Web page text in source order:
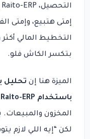
إمتى هتبيع، وإمتى
التخطيط المالي
بتكسر الكاش فلو.
الميزة هنا إن تحليل
باستخدام Raito-ERP
المخزون
لكن “إيه اللي لازم